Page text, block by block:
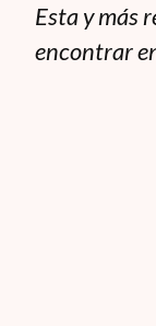
Esta y más